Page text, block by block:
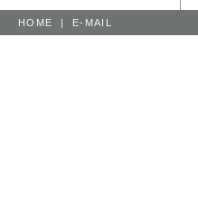
HOME | E-MAIL